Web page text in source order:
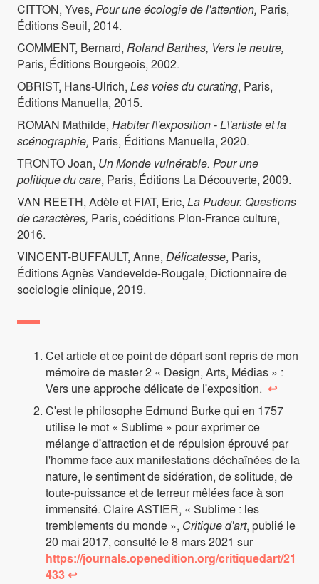
CITTON, Yves, Pour une écologie de l'attention, Paris,
Éditions Seuil, 2014.
COMMENT, Bernard, Roland Barthes, Vers le neutre,
Paris, Éditions Bourgeois, 2002.
OBRIST, Hans-Ulrich, Les voies du curating, Paris,
Éditions Manuella, 2015.
ROMAN Mathilde, Habiter l\'exposition - L\'artiste et la
scénographie, Paris, Éditions Manuella, 2020.
TRONTO Joan, Un Monde vulnérable. Pour une
politique du care, Paris, Éditions La Découverte, 2009.
VAN REETH, Adèle et FIAT, Eric, La Pudeur. Questions
de caractères, Paris, coéditions Plon-France culture,
2016.
VINCENT-BUFFAULT, Anne, Délicatesse, Paris,
Éditions Agnès Vandevelde-Rougale, Dictionnaire de
sociologie clinique, 2019.
Cet article et ce point de départ sont repris de mon
mémoire de master 2 « Design, Arts, Médias » :
Vers une approche délicate de l'exposition. ↩
C'est le philosophe Edmund Burke qui en 1757
utilise le mot « Sublime » pour exprimer ce
mélange d'attraction et de répulsion éprouvé par
l'homme face aux manifestations déchaînées de la
nature, le sentiment de sidération, de solitude, de
toute-puissance et de terreur mêlées face à son
immensité. Claire ASTIER, « Sublime : les
tremblements du monde », Critique d'art, publié le
20 mai 2017, consulté le 8 mars 2021 sur
https://journals.openedition.org/critiquedart/21
433↩